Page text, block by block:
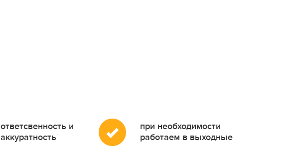
ответсвенность и
аккуратность
при необходимости
работаем в выходные